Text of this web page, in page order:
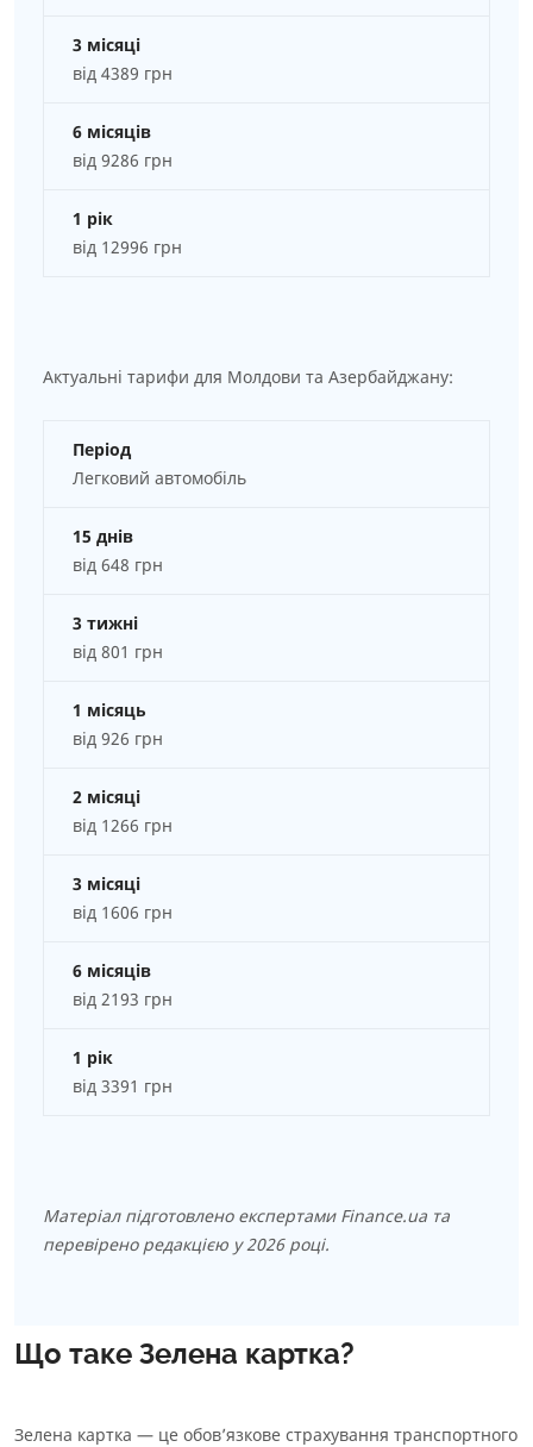
3 місяці
від 4389 грн
6 місяців
від 9286 грн
1 рік
від 12996 грн
Актуальні тарифи для Молдови та Азербайджану:
Період
Легковий автомобіль
15 днів
від 648 грн
3 тижні
від 801 грн
1 місяць
від 926 грн
2 місяці
від 1266 грн
3 місяці
від 1606 грн
6 місяців
від 2193 грн
1 рік
від 3391 грн
Матеріал підготовлено експертами Finance.ua та
перевірено редакцією у 2026 році.
Що таке Зелена картка?
Зелена картка — це обов’язкове страхування транспортного